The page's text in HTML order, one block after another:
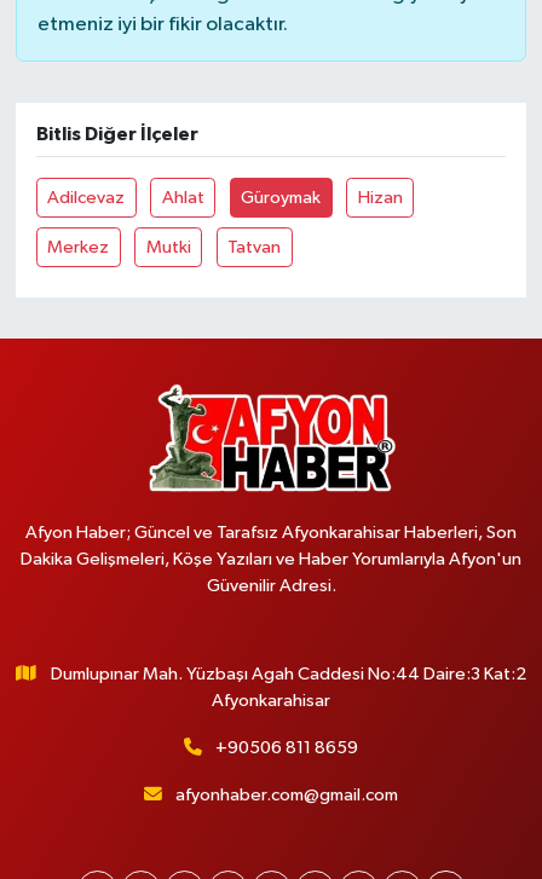
etmeniz iyi bir fikir olacaktır.
Bitlis Diğer İlçeler
Adilcevaz Ahlat Güroymak Hizan
Merkez Mutki Tatvan
Afyon Haber; Güncel ve Tarafsız Afyonkarahisar Haberleri, Son
Dakika Gelişmeleri, Köşe Yazıları ve Haber Yorumlarıyla Afyon'un
Güvenilir Adresi.
Dumlupınar Mah. Yüzbaşı Agah Caddesi No:44 Daire:3 Kat:2
Afyonkarahisar
+90506 811 8659
afyonhaber.com@gmail.com